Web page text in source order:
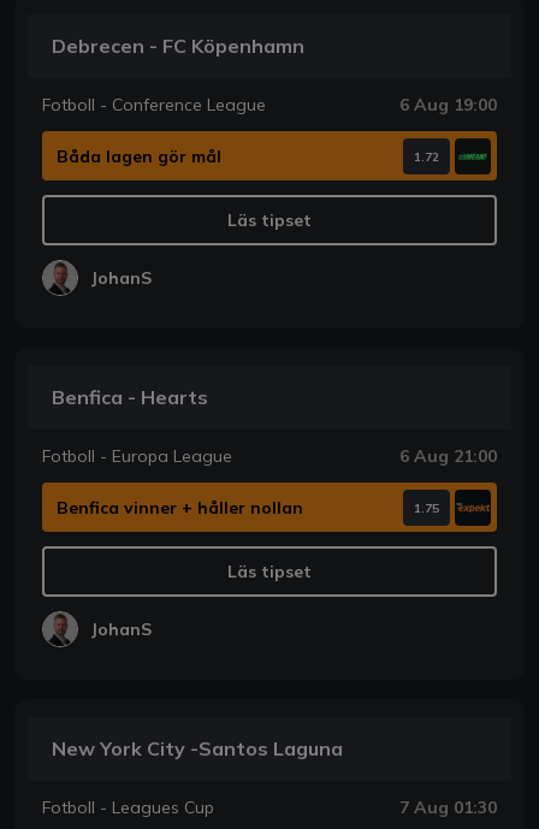
Debrecen - FC Köpenhamn
Fotboll - Conference League 6 Aug 19:00
Båda lagen gör mål 1.72
Läs tipset
JohanS
Benfica - Hearts
Fotboll - Europa League 6 Aug 21:00
Benfica vinner + håller nollan 1.75
Läs tipset
JohanS
New York City -Santos Laguna
Fotboll - Leagues Cup 7 Aug 01:30